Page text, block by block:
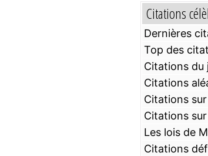
Citations
Dernières
Top des
Citations du
Citations
Citations
Citations
Les lois de
Citations